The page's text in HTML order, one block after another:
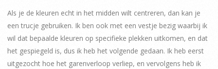
Als je de kleuren echt in het midden wilt centreren, dan kan je
een trucje gebruiken. Ik ben ook met een vestje bezig waarbij ik
wil dat bepaalde kleuren op specifieke plekken uitkomen, en dat
het gespiegeld is, dus ik heb het volgende gedaan. Ik heb eerst
uitgezocht hoe het garenverloop verliep, en vervolgens heb ik